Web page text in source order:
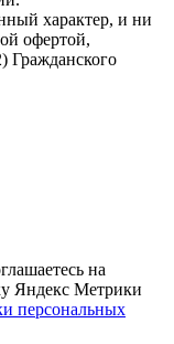
характер, и ни
офертой,
Гражданского
на
Яндекс Метрики
персональных